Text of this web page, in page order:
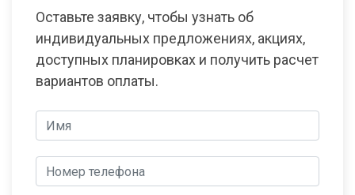
Оставьте заявку, чтобы узнать об
индивидуальных предложениях, акциях,
доступных планировках и получить расчет
вариантов оплаты.